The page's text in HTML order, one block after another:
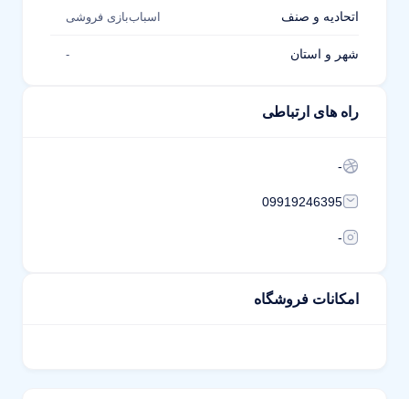
اتحادیه و صنف اسباب‌بازی فروشی
شهر و استان -
راه های ارتباطی
-
09919246395
-
امکانات فروشگاه